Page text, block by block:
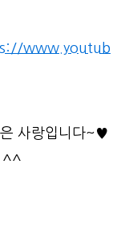
www.youtub
사랑입니다~♥
^^